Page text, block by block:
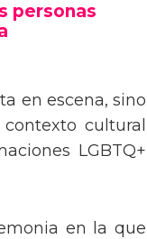
personas
en escena, sino
cultural
LGBTQ+
en la que